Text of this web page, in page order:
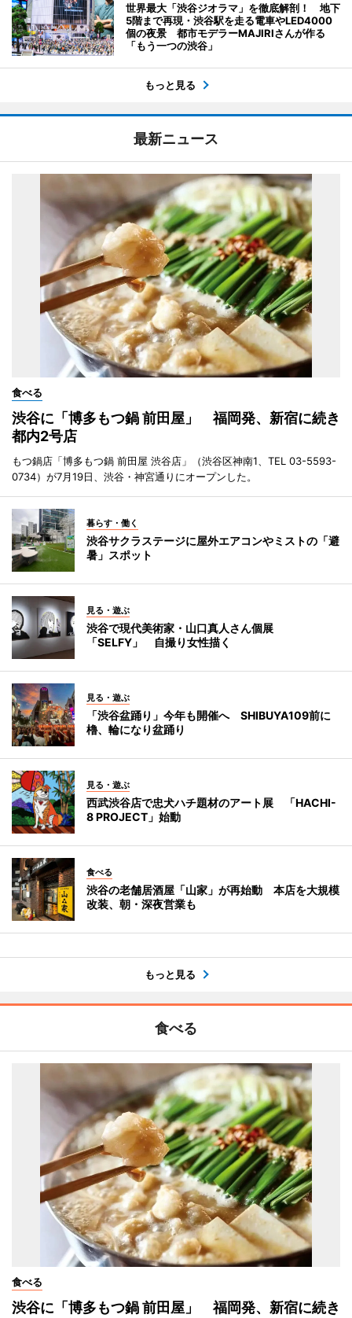
世界最大「渋谷ジオラマ」を徹底解剖！ 地下
5階まで再現・渋谷駅を走る電車やLED4000
個の夜景 都市モデラーMAJIRIさんが作る
「もう一つの渋谷」
もっと見る
最新ニュース
食べる
渋谷に「博多もつ鍋 前田屋」 福岡発、新宿に続き
都内2号店
もつ鍋店「博多もつ鍋 前田屋 渋谷店」（渋谷区神南1、TEL 03-5593-
0734）が7月19日、渋谷・神宮通りにオープンした。
暮らす・働く
渋谷サクラステージに屋外エアコンやミストの「避
暑」スポット
見る・遊ぶ
渋谷で現代美術家・山口真人さん個展
「SELFY」 自撮り女性描く
見る・遊ぶ
「渋谷盆踊り」今年も開催へ SHIBUYA109前に
櫓、輪になり盆踊り
見る・遊ぶ
西武渋谷店で忠犬ハチ題材のアート展 「HACHI-
8 PROJECT」始動
食べる
渋谷の老舗居酒屋「山家」が再始動 本店を大規模
改装、朝・深夜営業も
もっと見る
食べる
食べる
渋谷に「博多もつ鍋 前田屋」 福岡発、新宿に続き